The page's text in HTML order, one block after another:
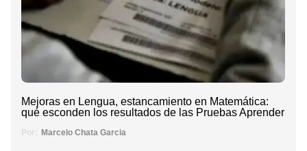
Mejoras en Lengua, estancamiento en Matemática:
qué esconden los resultados de las Pruebas Aprender
Por: Marcelo Chata Garcia